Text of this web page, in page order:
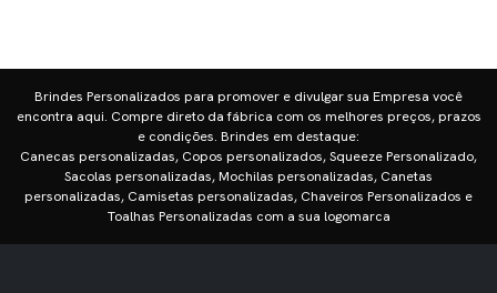
Brindes Personalizados para promover e divulgar sua Empresa você
encontra aqui. Compre direto da fábrica com os melhores preços, prazos
e condições. Brindes em destaque:
Canecas personalizadas, Copos personalizados, Squeeze Personalizado,
Sacolas personalizadas, Mochilas personalizadas, Canetas
personalizadas, Camisetas personalizadas, Chaveiros Personalizados e
Toalhas Personalizadas com a sua logomarca